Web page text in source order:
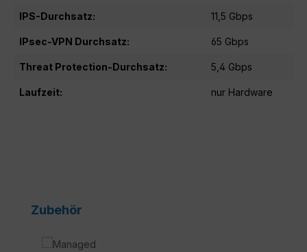
IPS-Durchsatz: 11,5 Gbps
IPsec-VPN Durchsatz: 65 Gbps
Threat Protection-Durchsatz: 5,4 Gbps
Laufzeit: nur Hardware
Produktgalerie überspringen
Zubehör